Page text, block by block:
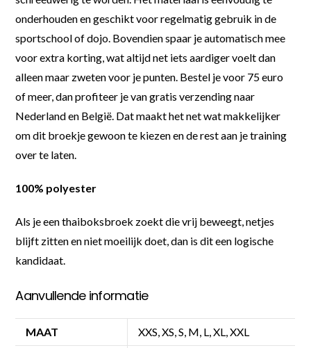
onderhouden en geschikt voor regelmatig gebruik in de
sportschool of dojo. Bovendien spaar je automatisch mee
voor extra korting, wat altijd net iets aardiger voelt dan
alleen maar zweten voor je punten. Bestel je voor 75 euro
of meer, dan profiteer je van gratis verzending naar
Nederland en België. Dat maakt het net wat makkelijker
om dit broekje gewoon te kiezen en de rest aan je training
over te laten.
100% polyester
Als je een thaiboksbroek zoekt die vrij beweegt, netjes
blijft zitten en niet moeilijk doet, dan is dit een logische
kandidaat.
Aanvullende informatie
MAAT XXS, XS, S, M, L, XL, XXL